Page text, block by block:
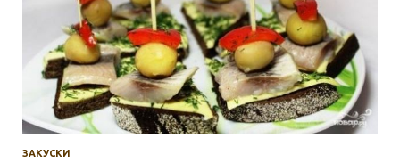
ЗАКУСКИ